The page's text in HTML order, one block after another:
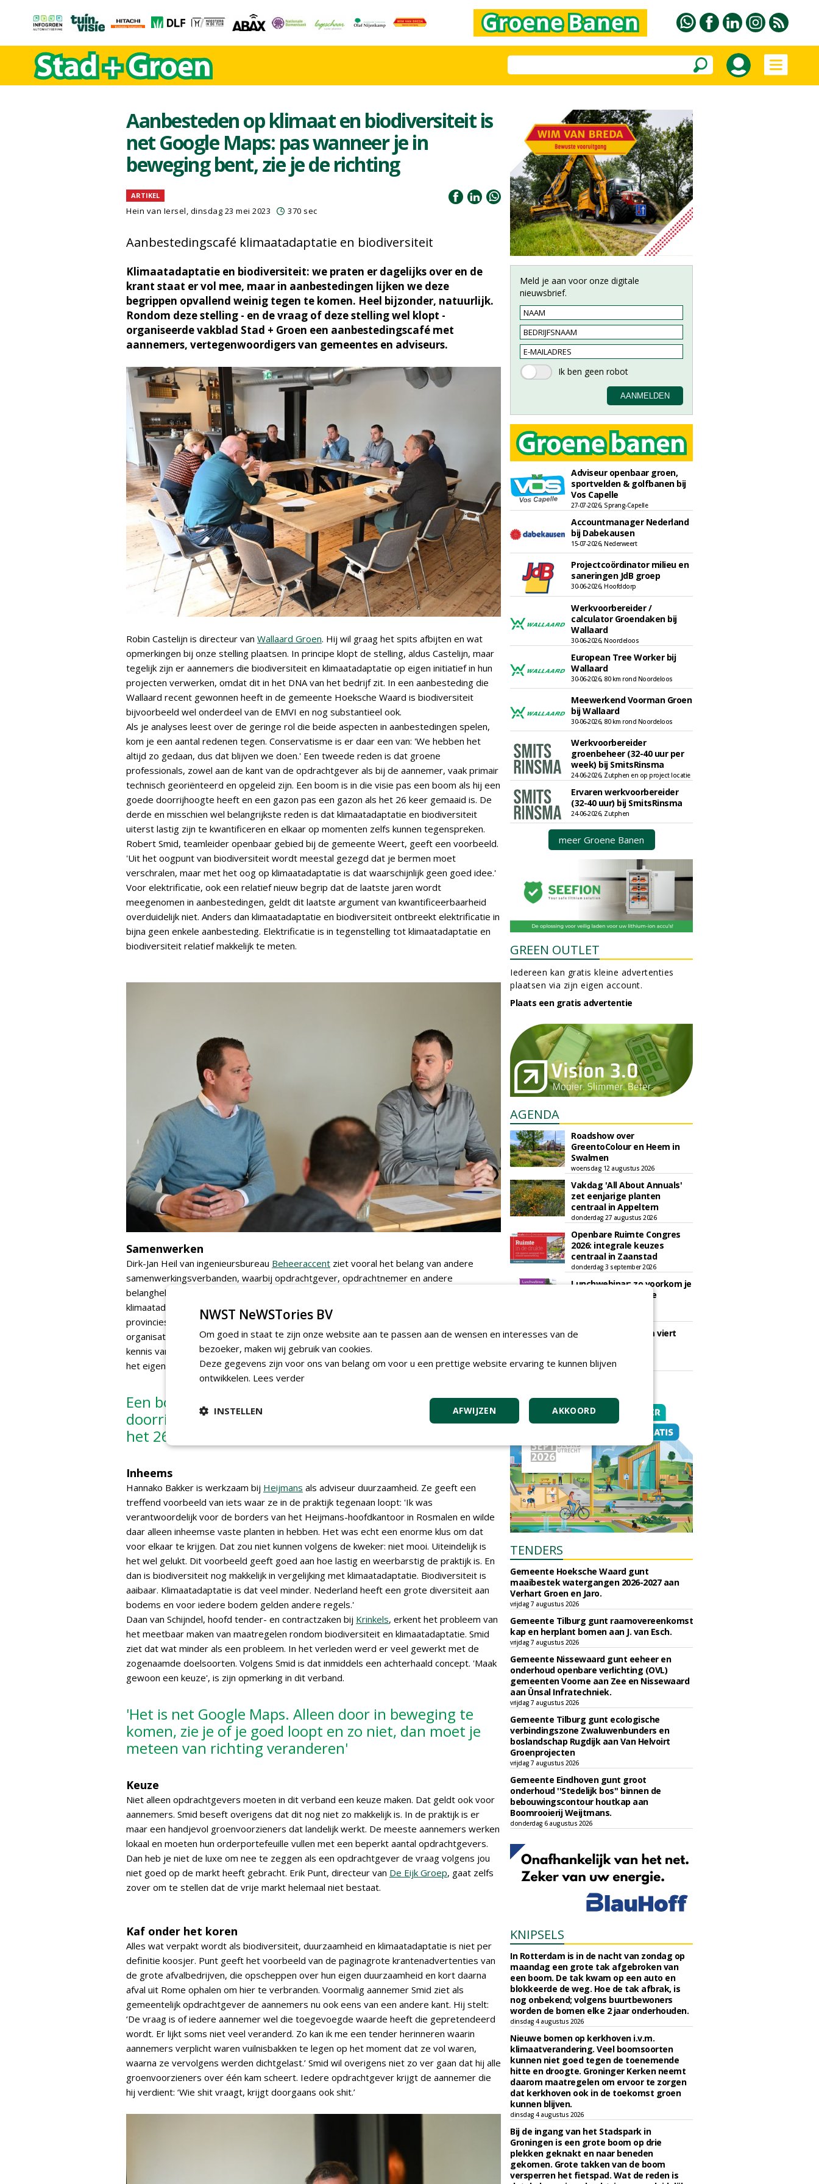
Aanbesteden op klimaat en biodiversiteit is
net Google Maps: pas wanneer je in
beweging bent, zie je de richting
ARTIKEL
Hein van Iersel, dinsdag 23 mei 2023 370 sec
Aanbestedingscafé klimaatadaptatie en biodiversiteit
Klimaatadaptatie en biodiversiteit: we praten er dagelijks over en de
krant staat er vol mee, maar in aanbestedingen lijken we deze
begrippen opvallend weinig tegen te komen. Heel bijzonder, natuurlijk.
Rondom deze stelling - en de vraag of deze stelling wel klopt -
organiseerde vakblad Stad + Groen een aanbestedingscafé met
aannemers, vertegenwoordigers van gemeentes en adviseurs.
Robin Castelijn is directeur van Wallaard Groen. Hij wil graag het spits afbijten en wat
opmerkingen bij onze stelling plaatsen. In principe klopt de stelling, aldus Castelijn, maar
tegelijk zijn er aannemers die biodiversiteit en klimaatadaptatie op eigen initiatief in hun
projecten verwerken, omdat dit in het DNA van het bedrijf zit. In een aanbesteding die
Wallaard recent gewonnen heeft in de gemeente Hoeksche Waard is biodiversiteit
bijvoorbeeld wel onderdeel van de EMVI en nog substantieel ook.
Als je analyses leest over de geringe rol die beide aspecten in aanbestedingen spelen,
kom je een aantal redenen tegen. Conservatisme is er daar een van: 'We hebben het
altijd zo gedaan, dus dat blijven we doen.' Een tweede reden is dat groene
professionals, zowel aan de kant van de opdrachtgever als bij de aannemer, vaak primair
technisch georiënteerd en opgeleid zijn. Een boom is in die visie pas een boom als hij een
goede doorrijhoogte heeft en een gazon pas een gazon als het 26 keer gemaaid is. De
derde en misschien wel belangrijkste reden is dat klimaatadaptatie en biodiversiteit
uiterst lastig zijn te kwantificeren en elkaar op momenten zelfs kunnen tegenspreken.
Robert Smid, teamleider openbaar gebied bij de gemeente Weert, geeft een voorbeeld.
'Uit het oogpunt van biodiversiteit wordt meestal gezegd dat je bermen moet
verschralen, maar met het oog op klimaatadaptatie is dat waarschijnlijk geen goed idee.'
Voor elektrificatie, ook een relatief nieuw begrip dat de laatste jaren wordt
meegenomen in aanbestedingen, geldt dit laatste argument van kwantificeerbaarheid
overduidelijk niet. Anders dan klimaatadaptatie en biodiversiteit ontbreekt elektrificatie in
bijna geen enkele aanbesteding. Elektrificatie is in tegenstelling tot klimaatadaptatie en
biodiversiteit relatief makkelijk te meten.
Samenwerken
Dirk-Jan Heil van ingenieursbureau Beheeraccent ziet vooral het belang van andere
samenwerkingsverbanden, waarbij opdrachtgever, opdrachtnemer en andere
belanghebbenden bijvoorbeeld in bouwteams samenwerken aan biodiversiteit en
klimaatadaptatie. Heil: 'Jaren geleden zijn overheidsorganisaties zoals Rijkswaterstaat,
provincies en grote gemeentes in de regierol gekropen, waarbij de kennis uit de eigen
organisatie verdween. Gelukkig wordt er nu weer ingezet op eigen medewerkers met
kennis van zaken Het is nodig om de samenwerking aan te gaan en verder te kijken dan
het eigen hokje.'
Een boom is pas een boom als hij een goede
doorrijhoogte heeft en een gazon pas een gazon als
het 26 keer is gemaaid
Inheems
Hannako Bakker is werkzaam bij Heijmans als adviseur duurzaamheid. Ze geeft een
treffend voorbeeld van iets waar ze in de praktijk tegenaan loopt: 'Ik was
verantwoordelijk voor de borders van het Heijmans-hoofdkantoor in Rosmalen en wilde
daar alleen inheemse vaste planten in hebben. Het was echt een enorme klus om dat
voor elkaar te krijgen. Dat zou niet kunnen volgens de kweker: niet mooi. Uiteindelijk is
het wel gelukt. Dit voorbeeld geeft goed aan hoe lastig en weerbarstig de praktijk is. En
dan is biodiversiteit nog makkelijk in vergelijking met klimaatadaptatie. Biodiversiteit is
aaibaar. Klimaatadaptatie is dat veel minder. Nederland heeft een grote diversiteit aan
bodems en voor iedere bodem gelden andere regels.'
Daan van Schijndel, hoofd tender- en contractzaken bij Krinkels, erkent het probleem van
het meetbaar maken van maatregelen rondom biodiversiteit en klimaatadaptatie. Smid
ziet dat wat minder als een probleem. In het verleden werd er veel gewerkt met de
zogenaamde doelsoorten. Volgens Smid is dat inmiddels een achterhaald concept. 'Maak
gewoon een keuze', is zijn opmerking in dit verband.
'Het is net Google Maps. Alleen door in beweging te
komen, zie je of je goed loopt en zo niet, dan moet je
meteen van richting veranderen'
Keuze
Niet alleen opdrachtgevers moeten in dit verband een keuze maken. Dat geldt ook voor
aannemers. Smid beseft overigens dat dit nog niet zo makkelijk is. In de praktijk is er
maar een handjevol groenvoorzieners dat landelijk werkt. De meeste aannemers werken
lokaal en moeten hun orderportefeuille vullen met een beperkt aantal opdrachtgevers.
Dan heb je niet de luxe om nee te zeggen als een opdrachtgever de vraag volgens jou
niet goed op de markt heeft gebracht. Erik Punt, directeur van De Eijk Groep, gaat zelfs
zover om te stellen dat de vrije markt helemaal niet bestaat.
Kaf onder het koren
Alles wat verpakt wordt als biodiversiteit, duurzaamheid en klimaatadaptatie is niet per
definitie koosjer. Punt geeft het voorbeeld van de paginagrote krantenadvertenties van
de grote afvalbedrijven, die opscheppen over hun eigen duurzaamheid en kort daarna
afval uit Rome ophalen om hier te verbranden. Voormalig aannemer Smid ziet als
gemeentelijk opdrachtgever de aannemers nu ook eens van een andere kant. Hij stelt:
‘De vraag is of iedere aannemer wel die toegevoegde waarde heeft die gepretendeerd
wordt. Er lijkt soms niet veel veranderd. Zo kan ik me een tender herinneren waarin
aannemers verplicht waren vuilnisbakken te legen op het moment dat ze vol waren,
waarna ze vervolgens werden dichtgelast.’ Smid wil overigens niet zo ver gaan dat hij alle
groenvoorzieners over één kam scheert. Iedere opdrachtgever krijgt de aannemer die
hij verdient: ‘Wie shit vraagt, krijgt doorgaans ook shit.’
Meld je aan voor onze digitale
nieuwsbrief.
Adviseur openbaar groen,
sportvelden & golfbanen bij
Vos Capelle
27-07-2026, Sprang-Capelle
Accountmanager Nederland
bij Dabekausen
15-07-2026, Nederweert
Projectcoördinator milieu en
saneringen JdB groep
30-06-2026, Hoofddorp
Werkvoorbereider /
calculator Groendaken bij
Wallaard
30-06-2026, Noordeloos
European Tree Worker bij
Wallaard
30-06-2026, 80 km rond Noordeloos
Meewerkend Voorman Groen
bij Wallaard
30-06-2026, 80 km rond Noordeloos
Werkvoorbereider
groenbeheer (32-40 uur per
week) bij SmitsRinsma
24-06-2026, Zutphen en op project locatie
Ervaren werkvoorbereider
(32-40 uur) bij SmitsRinsma
24-06-2026, Zutphen
meer Groene Banen
GREEN OUTLET
Iedereen kan gratis kleine advertenties
plaatsen via zijn eigen account.
Plaats een gratis advertentie
AGENDA
Roadshow over
GreentoColour en Heem in
Swalmen
woensdag 12 augustus 2026
Vakdag 'All About Annuals'
zet eenjarige planten
centraal in Appeltern
donderdag 27 augustus 2026
Openbare Ruimte Congres
2026: integrale keuzes
centraal in Zaanstad
donderdag 3 september 2026
Lunchwebinar: zo voorkom je
dat natuurinclusieve
Rooftop Symposium viert
vrijdag 18 september 2026
TENDERS
Gemeente Hoeksche Waard gunt
maaibestek watergangen 2026-2027 aan
Verhart Groen en Jaro.
vrijdag 7 augustus 2026
Gemeente Tilburg gunt raamovereenkomst
kap en herplant bomen aan J. van Esch.
vrijdag 7 augustus 2026
Gemeente Nissewaard gunt eeheer en
onderhoud openbare verlichting (OVL)
gemeenten Voorne aan Zee en Nissewaard
aan Ünsal Infratechniek.
vrijdag 7 augustus 2026
Gemeente Tilburg gunt ecologische
verbindingszone Zwaluwenbunders en
boslandschap Rugdijk aan Van Helvoirt
Groenprojecten
vrijdag 7 augustus 2026
Gemeente Eindhoven gunt groot
onderhoud ''Stedelijk bos'' binnen de
bebouwingscontour houtkap aan
Boomrooierij Weijtmans.
donderdag 6 augustus 2026
KNIPSELS
In Rotterdam is in de nacht van zondag op
maandag een grote tak afgebroken van
een boom. De tak kwam op een auto en
blokkeerde de weg. Hoe de tak afbrak, is
nog onbekend; volgens buurtbewoners
worden de bomen elke 2 jaar onderhouden.
dinsdag 4 augustus 2026
Nieuwe bomen op kerkhoven i.v.m.
klimaatverandering. Veel boomsoorten
kunnen niet goed tegen de toenemende
hitte en droogte. Groninger Kerken neemt
daarom maatregelen om ervoor te zorgen
dat kerkhoven ook in de toekomst groen
kunnen blijven.
dinsdag 4 augustus 2026
Bij de ingang van het Stadspark in
Groningen is een grote boom op drie
plekken geknakt en naar beneden
gekomen. Grote takken van de boom
versperren het fietspad. Wat de reden is
NWST NeWSTories BV
Om goed in staat te zijn onze website aan te passen aan de wensen en interesses van de
bezoeker, maken wij gebruik van cookies.
Deze gegevens zijn voor ons van belang om voor u een prettige website ervaring te kunnen blijven
ontwikkelen. Lees verder
AKKOORD
AFWIJZEN
INSTELLEN